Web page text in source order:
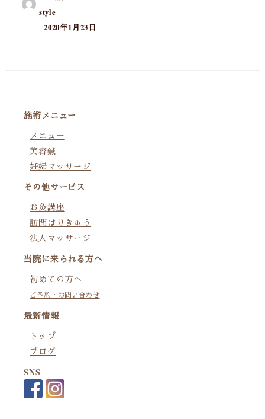
style
2020年1月23日
施術メニュー
メニュー
美容鍼
妊婦マッサージ
その他サービス
お灸講座
訪問はりきゅう
法人マッサージ
当院に来られる方へ
初めての方へ
ご予約・お問い合わせ
最新情報
トップ
ブログ
SNS